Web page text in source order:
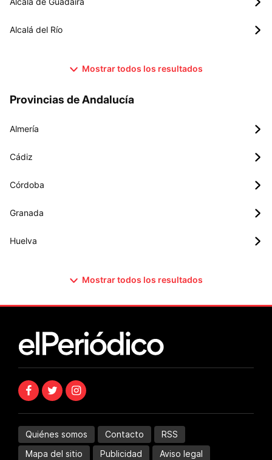
Alcalá del Río
Mostrar todos los resultados
Provincias de Andalucía
Almería
Cádiz
Córdoba
Granada
Huelva
Mostrar todos los resultados
Quiénes somos Contacto
RSS
Mapa del sitio
Publicidad
Aviso legal